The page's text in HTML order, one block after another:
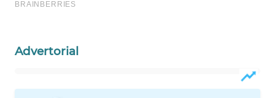
Advertorial